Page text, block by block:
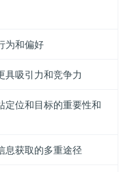
为和偏好
具吸引力和竞争力
定位和目标的重要性和
息获取的多重途径